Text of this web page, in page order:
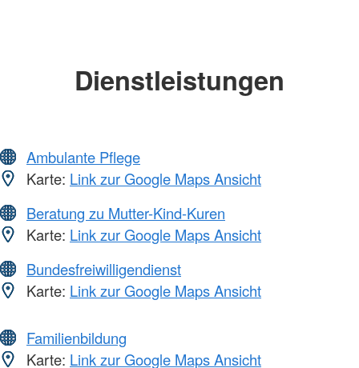
Dienstleistungen
Ambulante Pflege
Karte: Link zur Google Maps Ansicht
Beratung zu Mutter-Kind-Kuren
Karte: Link zur Google Maps Ansicht
Bundesfreiwilligendienst
Karte: Link zur Google Maps Ansicht
Familienbildung
Karte: Link zur Google Maps Ansicht